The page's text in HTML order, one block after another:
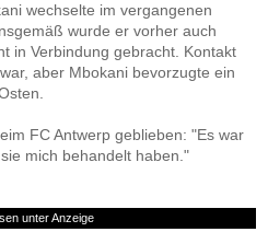
wechselte im vergangenen
wurde er vorher auch
in Verbindung gebracht. Kontakt
aber Mbokani bevorzugte ein
FC Antwerp geblieben: "Es war
mich behandelt haben."
unter Anzeige